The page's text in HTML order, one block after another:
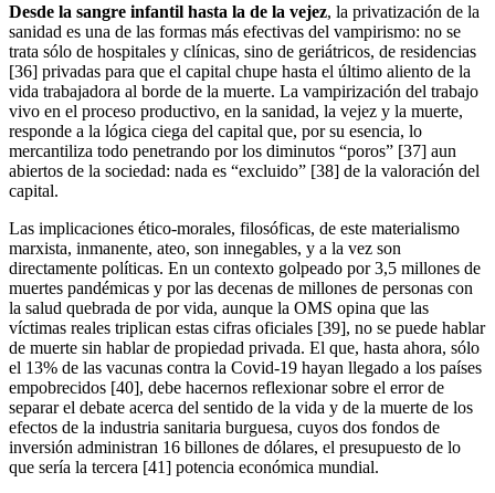
Desde la sangre infantil hasta la de la vejez, la privatización de la
sanidad es una de las formas más efectivas del vampirismo: no se
trata sólo de hospitales y clínicas, sino de geriátricos, de residencias
[36] privadas para que el capital chupe hasta el último aliento de la
vida trabajadora al borde de la muerte. La vampirización del trabajo
vivo en el proceso productivo, en la sanidad, la vejez y la muerte,
responde a la lógica ciega del capital que, por su esencia, lo
mercantiliza todo penetrando por los diminutos “poros” [37] aun
abiertos de la sociedad: nada es “excluido” [38] de la valoración del
capital.
Las implicaciones ético-morales, filosóficas, de este materialismo
marxista, inmanente, ateo, son innegables, y a la vez son
directamente políticas. En un contexto golpeado por 3,5 millones de
muertes pandémicas y por las decenas de millones de personas con
la salud quebrada de por vida, aunque la OMS opina que las
víctimas reales triplican estas cifras oficiales [39], no se puede hablar
de muerte sin hablar de propiedad privada. El que, hasta ahora, sólo
el 13% de las vacunas contra la Covid-19 hayan llegado a los países
empobrecidos [40], debe hacernos reflexionar sobre el error de
separar el debate acerca del sentido de la vida y de la muerte de los
efectos de la industria sanitaria burguesa, cuyos dos fondos de
inversión administran 16 billones de dólares, el presupuesto de lo
que sería la tercera [41] potencia económica mundial.